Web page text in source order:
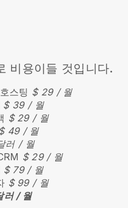
비용이들 것입니다.
스팅 $ 29 / 월
$ 39 / 월
$ 29 / 월
49 / 월
러 / 월
$ 29 / 월
$ 79 / 월
$ 99 / 월
러 / 월